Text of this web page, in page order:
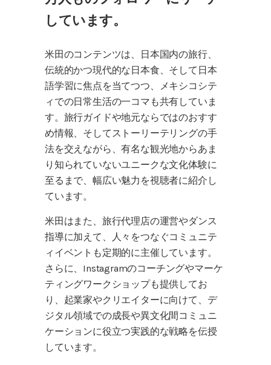
しています。
米田のコンテンツは、日本国内の旅行、
伝統的かつ現代的な日本食、そして日本
語学習に焦点を当てつつ、メキシコシテ
ィでの日常生活の一コマも共有していま
す。旅行ガイドや地元ならではのおすす
め情報、そしてストーリーテリングの手
法を交えながら、有名な観光地からあま
り知られていないユニークな文化体験に
至るまで、幅広い魅力を視聴者に紹介し
ています。
米田はまた、旅行代理店の運営やダンス
指導に加えて、人々をつなぐコミュニテ
ィイベントも定期的に主催しています。
さらに、Instagramのコーチングやマーケ
ティングワークショップも提供してお
り、起業家やクリエイターに向けて、デ
ジタル領域での成長や異文化間コミュニ
ケーションに役立つ実践的な戦略を伝授
しています。